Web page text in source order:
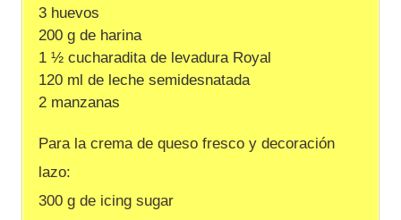
3 huevos
200 g de harina
1 ½ cucharadita de levadura Royal
120 ml de leche semidesnatada
2 manzanas
Para la crema de queso fresco y decoración
lazo:
300 g de icing sugar